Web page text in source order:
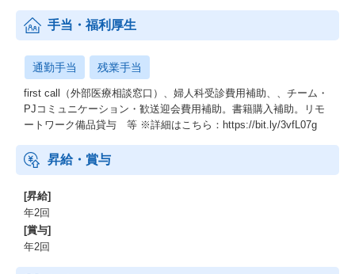
手当・福利厚生
通勤手当 残業手当
first call（外部医療相談窓口）、婦人科受診費用補助、、チーム・
PJコミュニケーション・歓送迎会費用補助。書籍購入補助。リモ
ートワーク備品貸与 等 ※詳細はこちら：https://bit.ly/3vfL07g
昇給・賞与
[昇給]
年2回
[賞与]
年2回